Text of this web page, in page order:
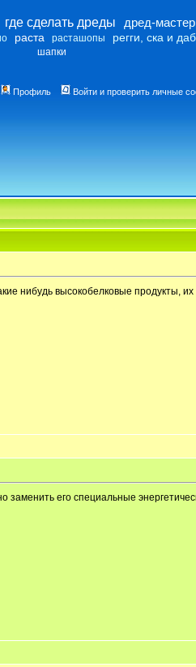
где сделать дреды дред-мастер
раста расташопы регги, ска и даб
шапки
Профиль Войти и проверить личные
нибудь высокобелковые продукты, их
его специальные